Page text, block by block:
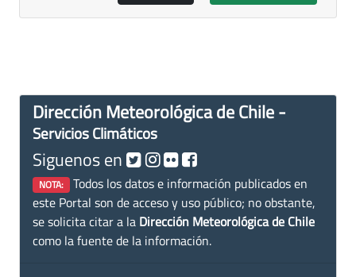
Dirección Meteorológica de Chile -
Servicios Climáticos
Siguenos en
NOTA: Todos los datos e información publicados en
este Portal son de acceso y uso público; no obstante,
se solicita citar a la Dirección Meteorológica de Chile
como la fuente de la información.